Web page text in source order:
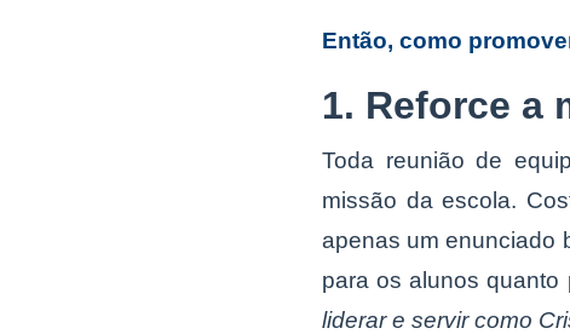
Então, como
1. Reforce a
Toda reunião de
missão da escola.
apenas um enunciado
para os alunos quanto
liderar e servir como